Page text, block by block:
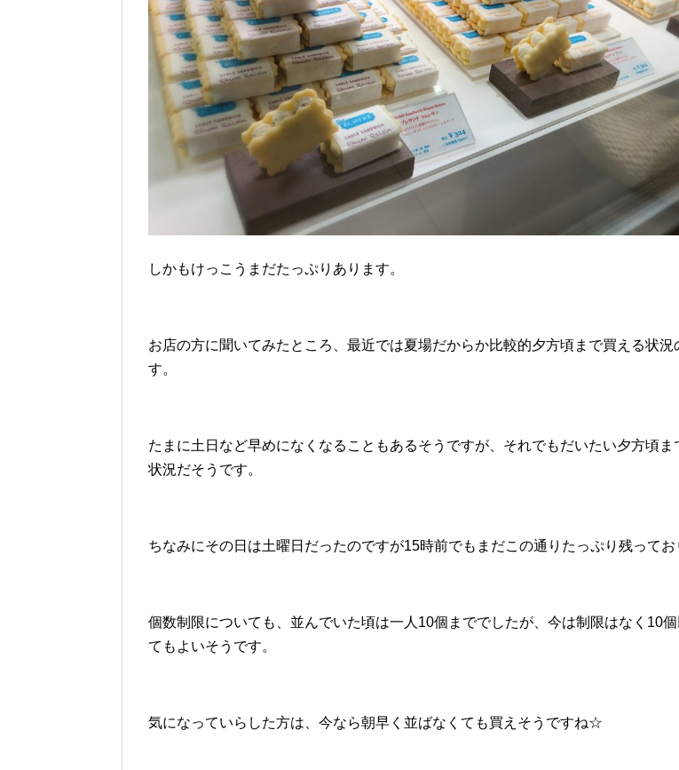
しかもけっこうまだたっぷりあります。
お店の方に聞いてみたところ、最近では夏場だからか比較的夕方頃まで買える状況
す。
たまに土日など早めになくなることもあるそうですが、それでもだいたい夕方頃ま
状況だそうです。
ちなみにその日は土曜日だったのですが15時前でもまだこの通りたっぷり残ってお
個数制限についても、並んでいた頃は一人10個まででしたが、今は制限はなく10
てもよいそうです。
気になっていらした方は、今なら朝早く並ばなくても買えそうですね☆